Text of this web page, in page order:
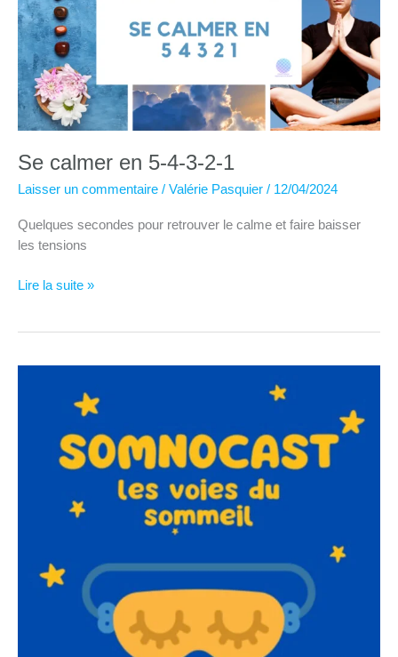
sereine
!
Se calmer en 5-4-3-2-1
Laisser un commentaire / Valérie Pasquier / 12/04/2024
Quelques secondes pour retrouver le calme et faire baisser
les tensions
Se
4-
Lire la suite »